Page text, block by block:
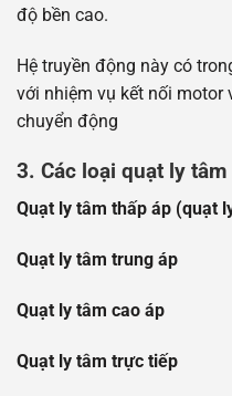
độ bền cao.
Hệ truyền động này có
với nhiệm vụ kết nối
chuyển động
3. Các loại quạt ly tâm
Quạt ly tâm thấp áp (quạt
Quạt ly tâm trung áp
Quạt ly tâm cao áp
Quạt ly tâm trực tiếp